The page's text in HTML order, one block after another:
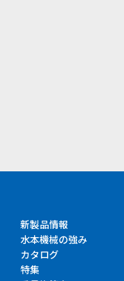
新製品情報
水本機械の強み
カタログ
特集